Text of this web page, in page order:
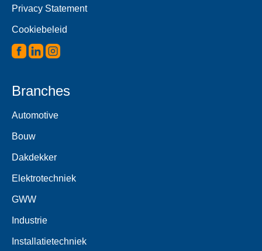
Privacy Statement
Cookiebeleid
Branches
Automotive
Bouw
Dakdekker
Elektrotechniek
GWW
Industrie
Installatietechniek